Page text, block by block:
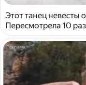
Этот танец невесты
Пересмотрела 10 раз